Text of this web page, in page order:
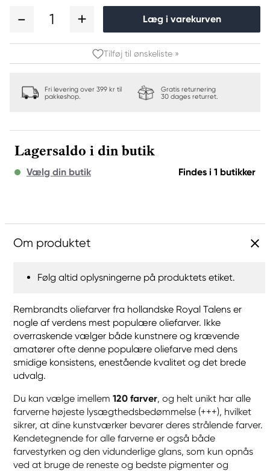
1 Læg i varekurven
Tilføj til ønskeliste »
Fri levering over 399 kr til
pakkeshop.
Gratis returnering
30 dages returret.
Lagersaldo i din butik
Vælg din butik Findes i 1 butikker
Om produktet
Følg altid oplysningerne på produktets etiket.
Rembrandts oliefarver fra hollandske Royal Talens er
nogle af verdens mest populære oliefarver. Ikke
overraskende vælger både kunstnere og krævende
amatører ofte denne populære oliefarve med dens
smidige konsistens, enestående kvalitet og det brede
udvalg.
Du kan vælge imellem 120 farver, og helt unikt har alle
farverne højeste lysægthedsbedømmelse (+++), hvilket
sikrer, at dine kunstværker bevarer deres strålende farver.
Kendetegnende for alle farverne er også både
farvestyrken og den vidunderlige glans, som kun opnås
ved at bruge de reneste og bedste pigmenter og